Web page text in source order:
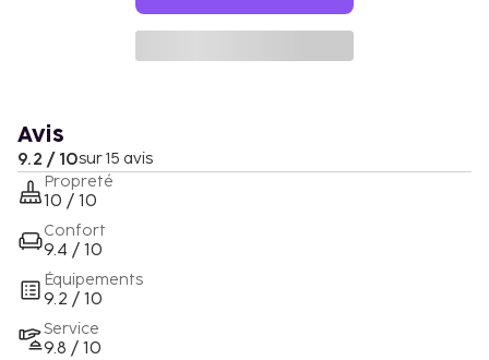
Avis
9.2 / 10sur 15 avis
Propreté
10 / 10
Confort
9.4 / 10
Équipements
9.2 / 10
Service
9.8 / 10